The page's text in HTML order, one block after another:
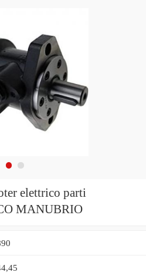
elettrico parti
MANUBRIO